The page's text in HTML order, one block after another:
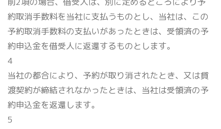
約取消手数料を当社に支払うものとし、当社は、この
予約取消手数料の支払いがあったときは、受領済の予
約申込金を借受人に返還するものとします。
4
当社の都合により、予約が取り消されたとき、又は貸
渡契約が締結されなかったときは、当社は受領済の予
約申込金を返還します。
5